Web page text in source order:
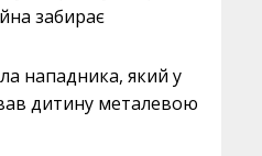
забирає
нападника, який у
дитину металевою